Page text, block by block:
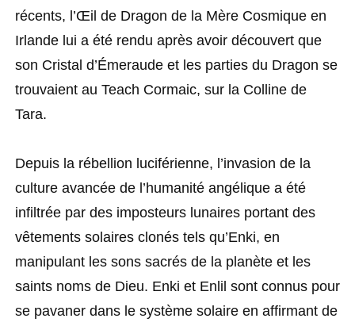
récents, l’Œil de Dragon de la Mère Cosmique en
Irlande lui a été rendu après avoir découvert que
son Cristal d’Émeraude et les parties du Dragon se
trouvaient au Teach Cormaic, sur la Colline de
Tara.
Depuis la rébellion luciférienne, l’invasion de la
culture avancée de l’humanité angélique a été
infiltrée par des imposteurs lunaires portant des
vêtements solaires clonés tels qu’Enki, en
manipulant les sons sacrés de la planète et les
saints noms de Dieu. Enki et Enlil sont connus pour
se pavaner dans le système solaire en affirmant de